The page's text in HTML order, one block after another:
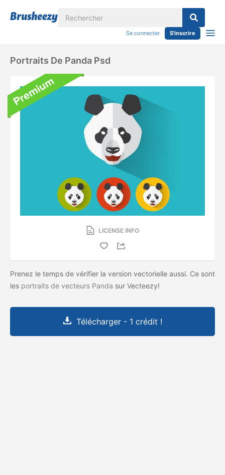
Se connecter S'inscrire
Portraits De Panda Psd
LICENSE INFO
Prenez le temps de vérifier la version vectorielle aussi. Ce sont
les portraits de vecteurs Panda sur Vecteezy!
Télécharger - 1 crédit !